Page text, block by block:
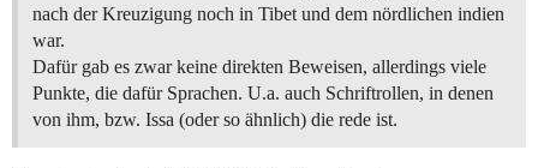
nach der Kreuzigung noch in Tibet und dem nördlichen indien
war.
Dafür gab es zwar keine direkten Beweisen, allerdings viele
Punkte, die dafür Sprachen. U.a. auch Schriftrollen, in denen
von ihm, bzw. Issa (oder so ähnlich) die rede ist.